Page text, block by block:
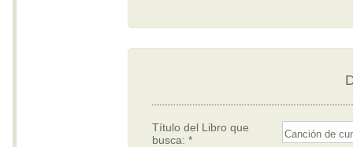
Título del Libro que
busca: *